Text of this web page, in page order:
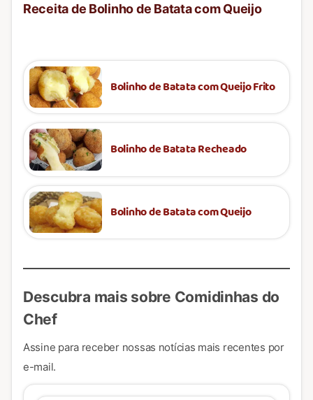
Receita de Bolinho de Batata com Queijo
Bolinho de Batata com Queijo Frito
Bolinho de Batata Recheado
Bolinho de Batata com Queijo
Descubra mais sobre Comidinhas do
Chef
Assine para receber nossas notícias mais recentes por
e-mail.